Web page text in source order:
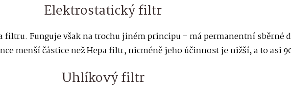
Elektrostatický filtr
Funguje však na trochu jiném principu – má permanentní sběrné
menší částice než Hepa filtr, nicméně jeho účinnost je nižší, a to asi
Uhlíkový filtr